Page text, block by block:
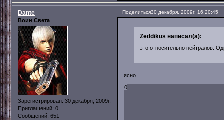
Поделиться30 декабря, 2009г. 16:20:45
Dante
Воин Света
Зарегистрирован: 30 декабря, 2009г.
Приглашений: 0
Сообщений: 651
Zeddikus написал(а):
это относительно нейтралов.
ясно
0